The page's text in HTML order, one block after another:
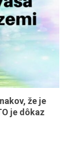
že je
je dôkaz